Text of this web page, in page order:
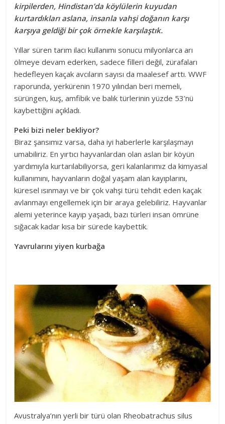
kirpilerden, Hindistan’da köylülerin kuyudan
kurtardıkları aslana, insanla vahşi doğanın karşı
karşıya geldiği bir çok örnekle karşılaştık.
Yıllar süren tarım ilacı kullanımı sonucu milyonlarca arı
ölmeye devam ederken, sadece filleri değil, zürafaları
hedefleyen kaçak avcıların sayısı da maalesef arttı. WWF
raporunda, yerkürenin 1970 yılından beri memeli,
sürüngen, kuş, amfibik ve balık türlerinin yüzde 53’nü
kaybettiğini açıkladı.
Peki bizi neler bekliyor?
Biraz şansımız varsa, daha iyi haberlerle karşılaşmayı
umabiliriz. En yırtıcı hayvanlardan olan aslan bir köyün
yardımıyla kurtarılabiliyorsa, geri kalanlarımız da kimyasal
kullanımını, hayvanların doğal yaşam alan kayıplarını,
küresel ısınmayı ve bir çok vahşi türü tehdit eden kaçak
avlanmayı engellemek için bir araya gelebiliriz. Hayvanlar
alemi yeterince kayıp yaşadı, bazı türleri insan ömrüne
sığacak kadar kısa bir sürede kaybettik.
Yavrularını yiyen kurbağa
Avustralya’nın yerli bir türü olan Rheobatrachus silus